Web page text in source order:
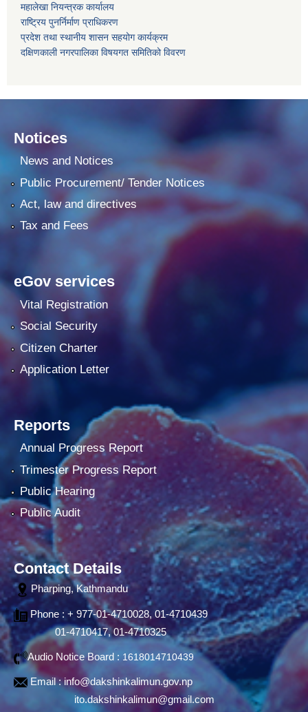
महालेखा नियन्त्रक कार्यालय
राष्ट्रिय पुनर्निर्माण प्राधिकरण
प्रदेश तथा स्थानीय शासन सहयोग कार्यक्रम
दक्षिणकाली नगरपालिका विषयगत समितिको विवरण
Notices
News and Notices
Public Procurement/ Tender Notices
Act, law and directives
Tax and Fees
eGov services
Vital Registration
Social Security
Citizen Charter
Application Letter
Reports
Annual Progress Report
Trimester Progress Report
Public Hearing
Public Audit
Contact Details
Pharping, Kathmandu
Phone : + 977-01-4710028, 01-4710439
01-4710417, 01-4710325
Audio Notice Board : 1618014710439
Email :info@dakshinkalimun.gov.np
ito.dakshinkalimun@gmail.com